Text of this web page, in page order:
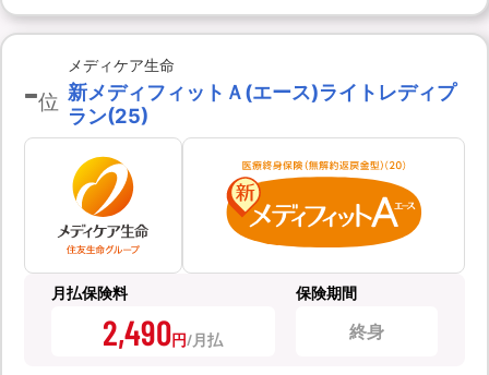
-位
メディケア生命
新メディフィットＡ(エース)ライトレディプ
ラン(25)
月払保険料
2,490円
保険期間
終身